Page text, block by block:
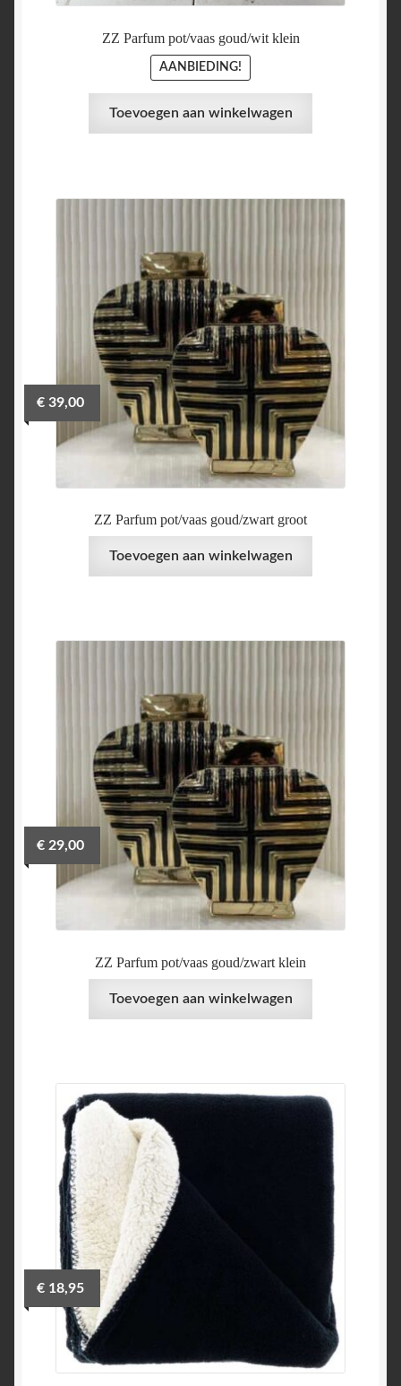
ZZ Parfum pot/vaas goud/wit klein
AANBIEDING!
Toevoegen aan winkelwagen
ZZ Parfum pot/vaas goud/zwart groot
€39,00
Toevoegen aan winkelwagen
ZZ Parfum pot/vaas goud/zwart klein
€29,00
Toevoegen aan winkelwagen
€18,95